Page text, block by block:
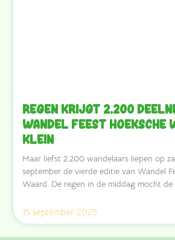
Regen krijgt 2.200
Wandel Feest Hoeksche
klein
Maar liefst 2.200 wandelaars liepen op
september de vierde editie van Wandel
Waard. De regen in de middag mocht de
15 september 2025